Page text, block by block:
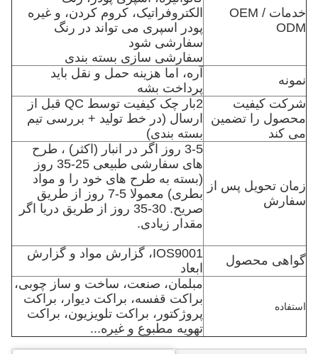
خدمات OEM /
ODM
الکتروفراتیک، کروم کردن، و غیره
پودر اسپری می تواند در رنگ
سفارشی شود
سفارشی سازی بسته بندی
نمونه
آره، اما هزینه حمل و نقل بايد
پرداخت بشه
شرکت کیفیت
محصول را تضمین
می کند
2بار چک کیفیت توسط QC قبل از
ارسال (در خط تولید + بررسی تیم
بسته بندی)
زمان تحویل پس از
سفارش
3-5 روز اگر در انبار (اکثر) ، طرح
های سفارشی طبیعی 25-35 روز
(بسته به طرح های خود را و مواد
بطری) معمولا 5-7 روز از طریق
صریح. 30-35 روز از طریق دریا اگر
مقدار زیادی.
گواهی محصول
IOS9001، گزارش مواد و گزارش
ابعاد
استفاده
مبلمان، صنعت، ساخت و ساز چوبی،
براکت قفسه، براکت دیوار، براکت
پروژکتور، براکت تلویزیون، براکت
تهویه مطبوع و غیره...